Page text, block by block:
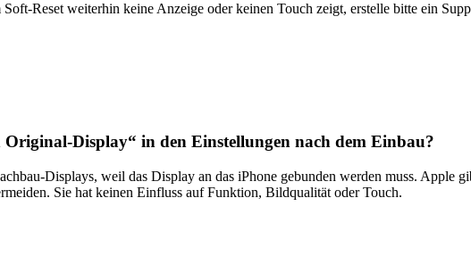
Reset weiterhin keine Anzeige oder keinen Touch zeigt, erstelle bitte ein
Display“ in den Einstellungen nach dem Einbau?
Displays, weil das Display an das iPhone gebunden werden muss. Apple
Sie hat keinen Einfluss auf Funktion, Bildqualität oder Touch.